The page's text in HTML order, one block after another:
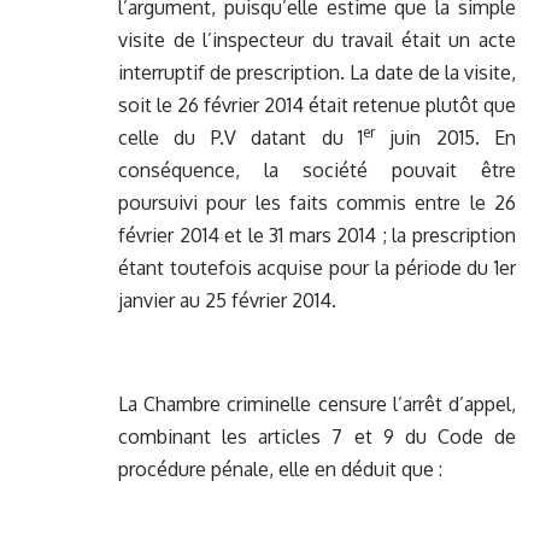
l’argument, puisqu’elle estime que la simple
visite de l’inspecteur du travail était un acte
interruptif de prescription. La date de la visite,
soit le 26 février 2014 était retenue plutôt que
celle du P.V datant du 1erjuin 2015. En
conséquence, la société pouvait être
poursuivi pour les faits commis entre le 26
février 2014 et le 31 mars 2014 ; la prescription
étant toutefois acquise pour la période du 1er
janvier au 25 février 2014.
La Chambre criminelle censure l’arrêt d’appel,
combinant les articles 7 et 9 du Code de
procédure pénale, elle en déduit que :